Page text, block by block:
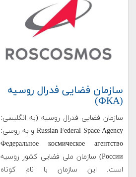
سازمان فضایی فدرال روسیه
(ФКА)
سازمان فضایی فدرال روسیه (به انگلیسی:
Russian Federal Space Agency و به روسی:
Федеральное космическое агентство
России) سازمان ملی فضایی کشور روسیه
است. این سازمان با نام کوتاه